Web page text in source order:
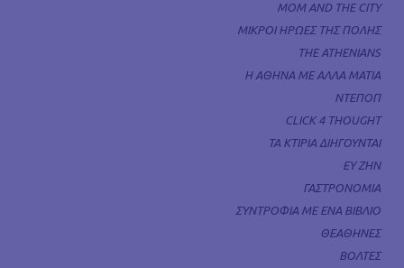
MOM AND THE CITY
ΜΙΚΡΟΙ ΗΡΩΕΣ ΤΗΣ ΠΟΛΗΣ
THE ATHENIANS
Η ΑΘΗΝΑ ΜΕ ΑΛΛΑ ΜΑΤΙΑ
ΝΤΕΠΟΠ
CLICK 4 THOUGHT
ΤΑ ΚΤΙΡΙΑ ΔΙΗΓΟΥΝΤΑΙ
ΕΥ ΖΗΝ
ΓΑΣΤΡΟΝΟΜΙΑ
ΣΥΝΤΡΟΦΙΑ ΜΕ ΕΝΑ ΒΙΒΛΙΟ
ΘΕΑΘΗΝΕΣ
ΒΟΛΤΕΣ